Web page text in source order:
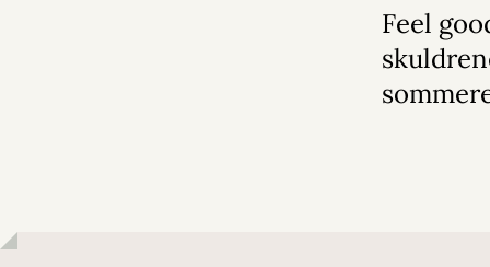
2026
Feel